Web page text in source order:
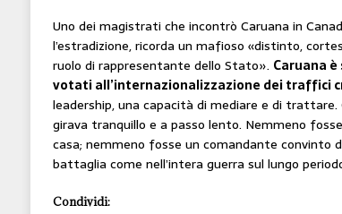
Uno dei magistrati che incontrò Caruana in
l’estradizione, ricorda un mafioso «distinto,
ruolo di rappresentante dello Stato». Caruana
votati all’internazionalizzazione dei traffici
leadership, una capacità di mediare e di trattare.
girava tranquillo e a passo lento. Nemmeno
casa; nemmeno fosse un comandante convinto
battaglia come nell’intera guerra sul lungo
Condividi: